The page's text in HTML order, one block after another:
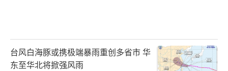
台风白海豚或携极端暴雨重创多省市 华
东至华北将掀强风雨